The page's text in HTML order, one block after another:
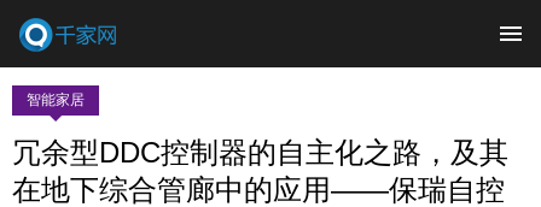
智能家居
冗余型DDC控制器的自主化之路，及其
在地下综合管廊中的应用——保瑞自控